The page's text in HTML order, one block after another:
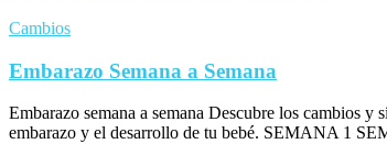
Cambios
Embarazo Semana a Semana
Embarazo semana a semana Descubre los cambios y
embarazo y el desarrollo de tu bebé. SEMANA 1